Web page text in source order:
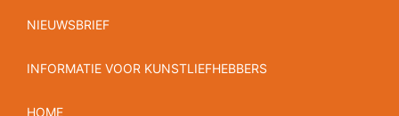
NIEUWSBRIEF
INFORMATIE VOOR KUNSTLIEFHEBBERS
HOME